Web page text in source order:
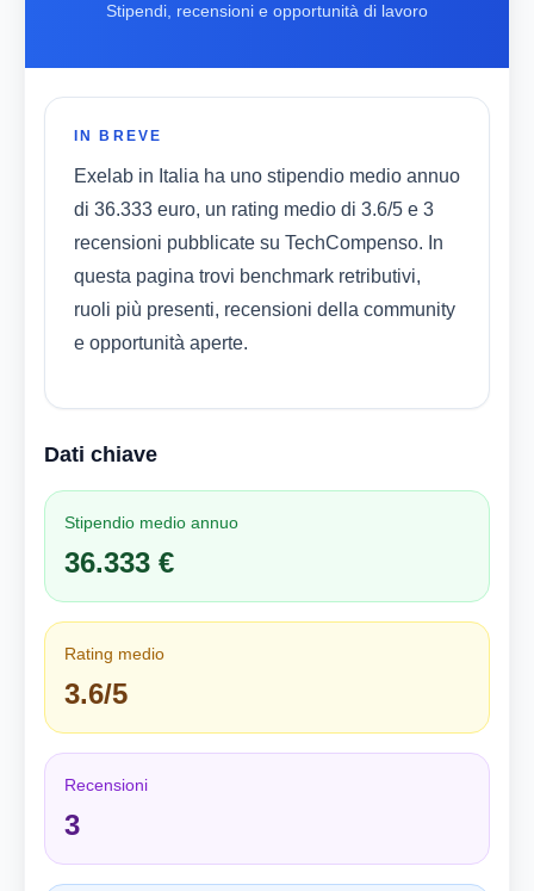
Stipendi, recensioni e opportunità di lavoro
IN BREVE
Exelab in Italia ha uno stipendio medio annuo
di 36.333 euro, un rating medio di 3.6/5 e 3
recensioni pubblicate su TechCompenso. In
questa pagina trovi benchmark retributivi,
ruoli più presenti, recensioni della community
e opportunità aperte.
Dati chiave
Stipendio medio annuo
36.333 €
Rating medio
3.6/5
Recensioni
3